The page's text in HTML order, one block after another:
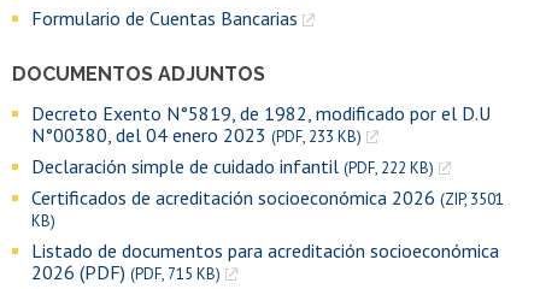
Formulario de Cuentas Bancarias
DOCUMENTOS ADJUNTOS
Decreto Exento N°5819, de 1982, modificado por el D.U
N°00380, del 04 enero 2023 (PDF, 233 KB)
Declaración simple de cuidado infantil (PDF, 222 KB)
Certificados de acreditación socioeconómica 2026 (ZIP, 3501
KB)
Listado de documentos para acreditación socioeconómica
2026 (PDF) (PDF, 715 KB)